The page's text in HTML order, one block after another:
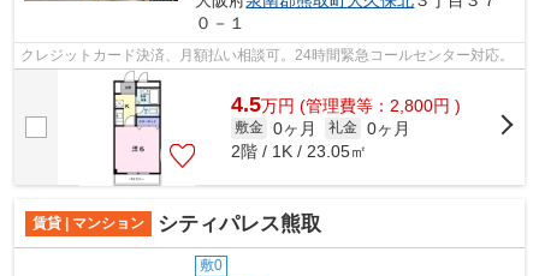
０－１
クレジットカード決済、月額払い相談可。24時間緊急コールセンター対応。
4.5万円 (管理費等：2,800円 )
敷金 0ヶ月 礼金 0ヶ月
2階 / 1K / 23.05㎡
賃貸 | マンション シティパレス熊取
敷0